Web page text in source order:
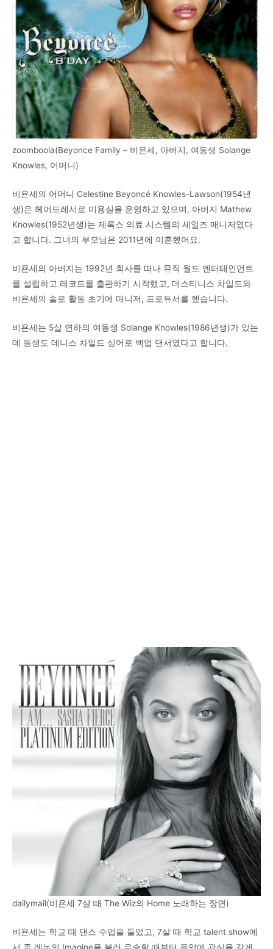
zoomboola(Beyonce Family – 비욘세, 아버지, 여동생 Solange
Knowles, 어머니)
비욘세의 어머니 Celestine Beyoncé Knowles-Lawson(1954년
생)은 헤어드레서로 미용실을 운영하고 있으며, 아버지 Mathew
Knowles(1952년생)는 제록스 의료 시스템의 세일즈 매니저였다
고 합니다. 그녀의 부모님은 2011년에 이혼했어요.
비욘세의 아버지는 1992년 회사를 떠나 뮤직 월드 엔터테인먼트
를 설립하고 레코드를 출판하기 시작했고, 데스티니스 차일드와
비욘세의 솔로 활동 초기에 매니저, 프로듀서를 했습니다.
비욘세는 5살 연하의 여동생 Solange Knowles(1986년생)가 있는
데 동생도 데니스 차일드 싱어로 백업 댄서였다고 합니다.
dailymail(비욘세 7살 때 The Wiz의 Home 노래하는 장면)
비욘세는 학교 때 댄스 수업을 들었고, 7살 때 학교 talent show에
서 존 레논의 Imagine을 불러 우승할 때부터 음악에 관심을 갖게